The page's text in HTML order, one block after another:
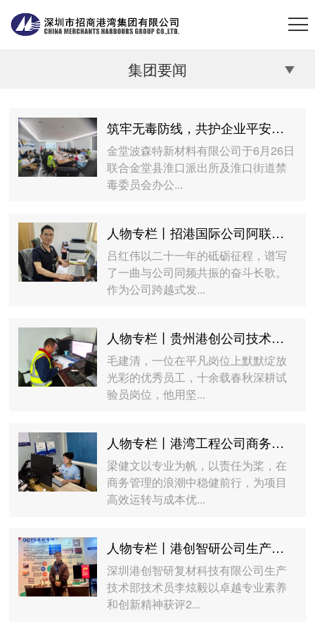
集团要闻
筑牢无毒防线，共护企业平安——金堂波森特公司开展“6·26”国际禁毒日主题宣传暨全员毒检活动
金堂波森特新材料有限公司于6月26日
联合金堂县淮口派出所及淮口街道禁
毒委员会办公...
人物专栏丨招港国际公司阿联酋办公室吕红伟：老当益壮，志在千里
吕红伟以二十一年的砥砺征程，谱写
了一曲与公司同频共振的奋斗长歌。
作为公司跨越式发...
人物专栏丨贵州港创公司技术质量部试验员毛建清：用十余年坚守诠释对工作的无限热爱
毛建清，一位在平凡岗位上默默绽放
光彩的优秀员工，十余载春秋深耕试
验员岗位，他用坚...
人物专栏丨港湾工程公司商务中心项目商务主管梁健文：以专业护航，用匠心筑梦
梁健文以专业为帆，以责任为桨，在
商务管理的浪潮中稳健前行，为项目
高效运转与成本优...
人物专栏丨港创智研公司生产技术部技术员李炫毅：精益求精，铸就卓越
深圳港创智研复材科技有限公司生产
技术部技术员李炫毅以卓越专业素养
和创新精神获评2...